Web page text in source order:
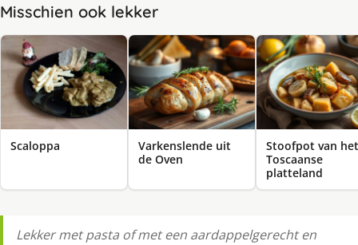
Misschien ook lekker
Scaloppa
Varkenslende uit
de Oven
Stoofpot van het
Toscaanse
platteland
Lekker met pasta of met een aardappelgerecht en